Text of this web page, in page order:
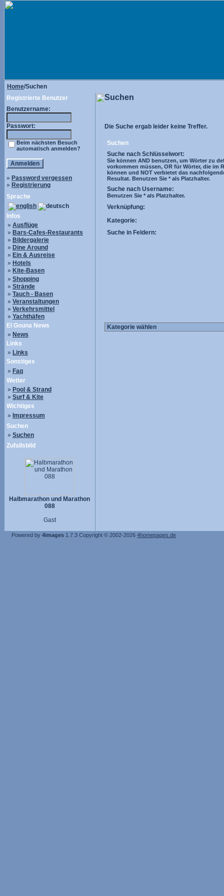
Home/Suchen
Registrierte Benutzer
Benutzername:
Passwort:
Beim nächsten Besuch
automatisch anmelden?
» Password vergessen
» Registrierung
Sprache
Infos
» Ausflüge
» Bars-Cafes-Restaurants
» Bildergalerie
» Dine Around
» Ein & Ausreise
» Hotels
» Kite-Basen
» Shopping
» Strände
» Tauch - Basen
» Veranstaltungen
» Verkehrsmittel
» Yachthäfen
El Gouna News
» News
Links
» Links
Sonstiges
» Faq
Wetter
» Pool & Strand
» Surf & Kite
Wichtiges
» Impressum
Suchen
» Suchen
Zufallsbild
Halbmarathon und Marathon
088
Gast
Suchen
Die Suche ergab leider keine Treffer.
Suchen
Suche nach Schlüsselwort:
Sie können AND benutzen, um Wörter zu
vorkommen müssen, OR für Wörter, die im
können und NOT verbietet das
Resultat. Benutzen Sie * als Platzhalter.
Suche nach Username:
Benutzen Sie * als Platzhalter.
Verknüpfung:
Kategorie:
Suche in Feldern:
Powered by 4images 1.7.3 Copyright © 2002-2026 4homepages.de